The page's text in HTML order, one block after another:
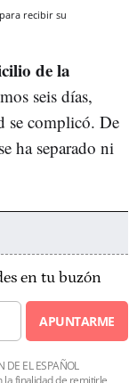
recibir su
de la
seis días,
se complicó. De
ha separado ni
en tu buzón
APUNTARME
DE EL ESPAÑOL
la finalidad de remitirle